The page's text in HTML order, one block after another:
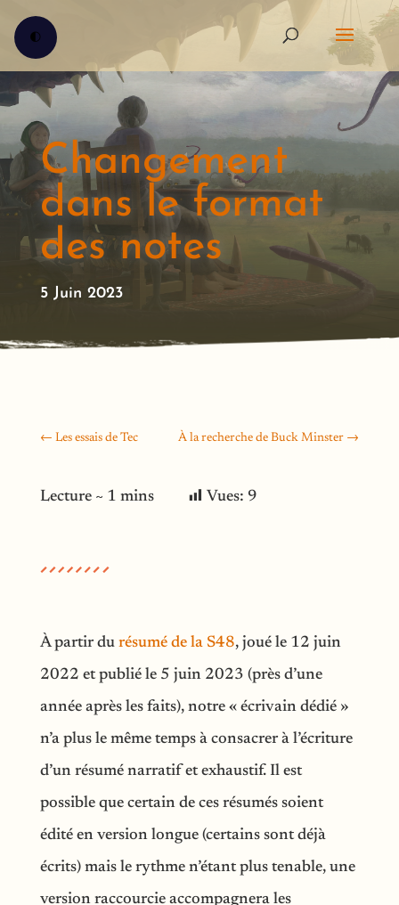
🌓
Changement
dans le format
des notes
5 Juin 2023
← Les essais de Tec À la recherche de Buck Minster →
Vues: 9
À partir du résumé de la S48, joué le 12 juin
2022 et publié le 5 juin 2023 (près d’une
année après les faits), notre « écrivain dédié »
n’a plus le même temps à consacrer à l’écriture
d’un résumé narratif et exhaustif. Il est
possible que certain de ces résumés soient
édité en version longue (certains sont déjà
écrits) mais le rythme n’étant plus tenable, une
version raccourcie accompagnera les